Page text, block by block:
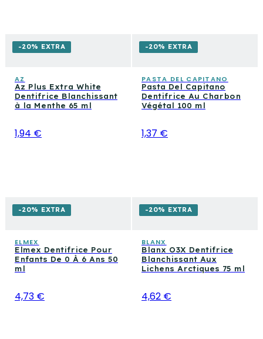
-20% EXTRA
AZ
Az Plus Extra White
Dentifrice Blanchissant
à la Menthe 65 ml
1,94 €
-20% EXTRA
PASTA DEL CAPITANO
Pasta Del Capitano
Dentifrice Au Charbon
Végétal 100 ml
1,37 €
-20% EXTRA
ELMEX
Elmex Dentifrice Pour
Enfants De 0 À 6 Ans 50
ml
4,73 €
-20% EXTRA
BLANX
Blanx O3X Dentifrice
Blanchissant Aux
Lichens Arctiques 75 ml
4,62 €